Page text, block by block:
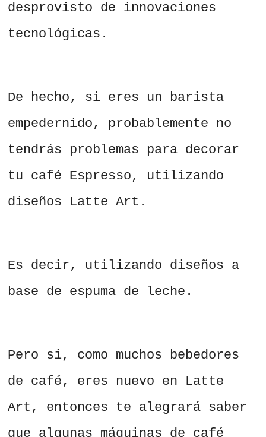
desprovisto de innovaciones
tecnológicas.
De hecho, si eres un barista
empedernido, probablemente no
tendrás problemas para decorar
tu café Espresso, utilizando
diseños Latte Art.
Es decir, utilizando diseños a
base de espuma de leche.
Pero si, como muchos bebedores
de café, eres nuevo en Latte
Art, entonces te alegrará saber
que algunas máquinas de café